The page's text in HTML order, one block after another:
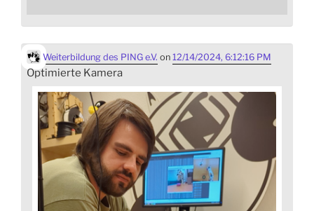
Weiterbildung des PING e.V. on 12/14/2024, 6:12:16 PM
Optimierte Kamera